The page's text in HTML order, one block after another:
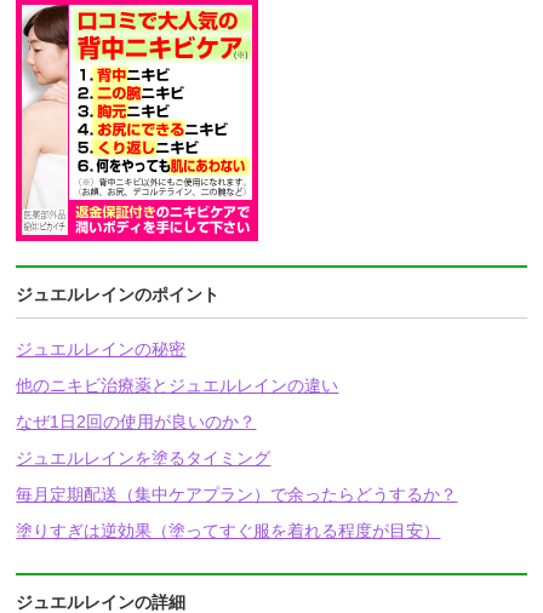
ジュエルレインのポイント
ジュエルレインの秘密
他のニキビ治療薬とジュエルレインの違い
なぜ1日2回の使用が良いのか？
ジュエルレインを塗るタイミング
毎月定期配送（集中ケアプラン）で余ったらどうするか？
塗りすぎは逆効果（塗ってすぐ服を着れる程度が目安）
ジュエルレインの詳細